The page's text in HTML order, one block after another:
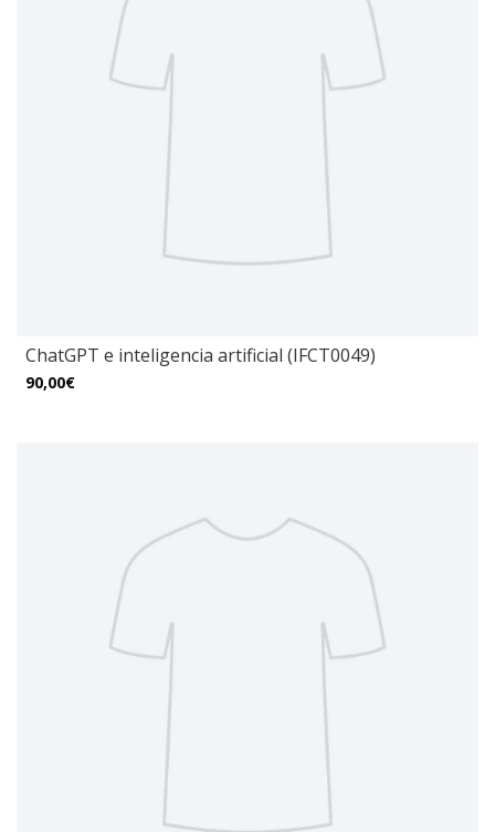
ChatGPT e inteligencia artificial (IFCT0049)
90,00€